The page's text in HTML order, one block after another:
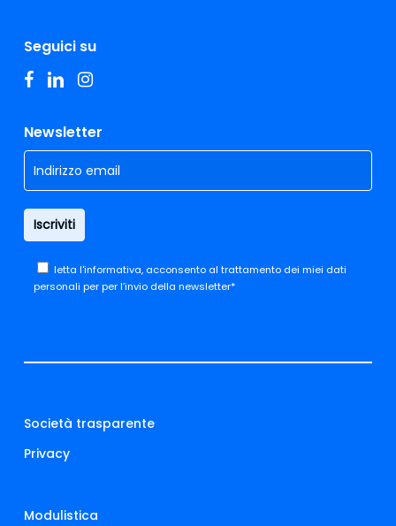
Seguici su
facebook
linkedininstagram
Newsletter
lettal'informativa, acconsento al trattamento dei miei dati
personali per per l’invio della newsletter*
Società trasparente
Privacy
Modulistica